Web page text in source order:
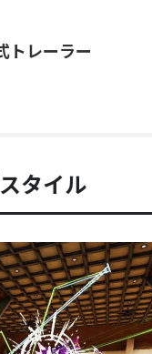
トレーラー
タイル